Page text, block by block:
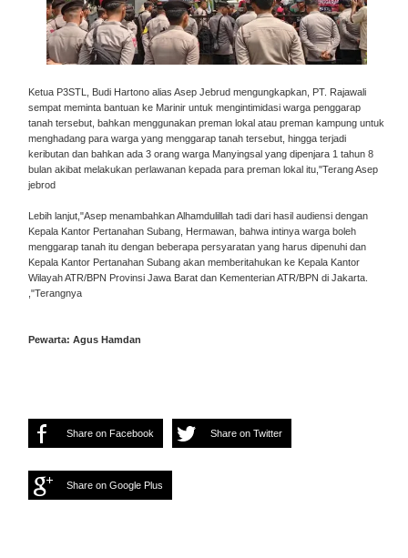
Ketua P3STL, Budi Hartono alias Asep Jebrud mengungkapkan, PT. Rajawali
sempat meminta bantuan ke Marinir untuk mengintimidasi warga penggarap
tanah tersebut, bahkan menggunakan preman lokal atau preman kampung untuk
menghadang para warga yang menggarap tanah tersebut, hingga terjadi
keributan dan bahkan ada 3 orang warga Manyingsal yang dipenjara 1 tahun 8
bulan akibat melakukan perlawanan kepada para preman lokal itu,"Terang Asep
jebrod
Lebih lanjut,"Asep menambahkan Alhamdulillah tadi dari hasil audiensi dengan
Kepala Kantor Pertanahan Subang, Hermawan, bahwa intinya warga boleh
menggarap tanah itu dengan beberapa persyaratan yang harus dipenuhi dan
Kepala Kantor Pertanahan Subang akan memberitahukan ke Kepala Kantor
Wilayah ATR/BPN Provinsi Jawa Barat dan Kementerian ATR/BPN di Jakarta.
,"Terangnya
Pewarta: Agus Hamdan
Share on Facebook Share on Twitter
Share on Google Plus